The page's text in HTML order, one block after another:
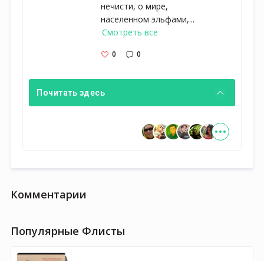
нечисти, о мире,
населенном эльфами,...
Смотреть все
0 0
Почитать здесь
Комментарии
Популярные Флисты